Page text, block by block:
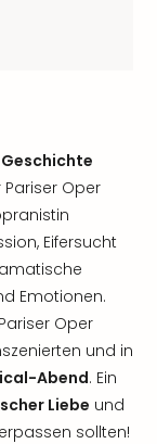
Oper
Eifersucht
Emotionen.
Oper
und in
Abend. Ein
Liebe und
sollten!